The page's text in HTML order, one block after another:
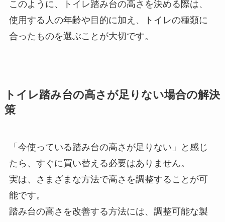
このように、トイレ踏み台の高さを決める際は、
使用する人の年齢や目的に加え、トイレの種類に
合ったものを選ぶことが大切です。
トイレ踏み台の高さが足りない場合の解決
策
「今使っている踏み台の高さが足りない」と感じ
たら、すぐに買い替える必要はありません。
実は、さまざまな方法で高さを調整することが可
能です。
踏み台の高さを改善する方法には、調整可能な製